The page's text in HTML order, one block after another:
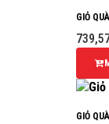
GIỎ
GIỎ